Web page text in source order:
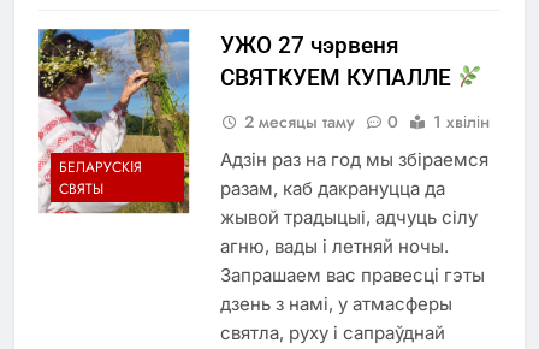
БЕЛАРУСКІЯ
СВЯТЫ
УЖО 27 чэрвеня
СВЯТКУЕМ КУПАЛЛЕ
2 месяцы таму 0 1 хвілін
Адзін раз на год мы збіраемся
разам, каб дакрануцца да
жывой традыцыі, адчуць сілу
агню, вады і летняй ночы.
Запрашаем вас правесці гэты
дзень з намі, у атмасферы
святла, руху і сапраўднай